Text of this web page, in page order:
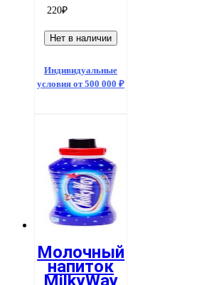
220₽
Нет в наличии
Индивидуальные
условия от 500 000 ₽
Молочный
напиток